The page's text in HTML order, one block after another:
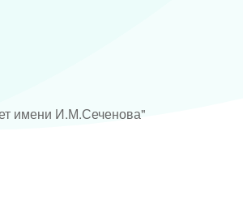
имени И.М.Сеченова"